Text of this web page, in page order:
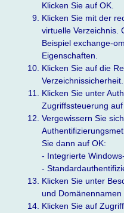
Klicken Sie auf OK.
Klicken Sie mit der
virtuelle Verzeichnis.
Beispiel exchange-
Eigenschaften.
Klicken Sie auf die
Verzeichnissicherheit.
Klicken Sie unter
Zugriffssteuerung
Vergewissern Sie
Sie dann auf OK:
- Integrierte
-
Klicken Sie unter
und
Klicken Sie auf